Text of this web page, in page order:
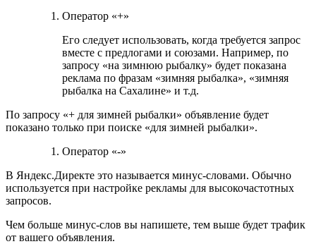
Оператор «+»
Его следует использовать, когда требуется запрос
вместе с предлогами и союзами. Например, по
запросу «на зимнюю рыбалку» будет показана
реклама по фразам «зимняя рыбалка», «зимняя
рыбалка на Сахалине» и т.д.
По запросу «+ для зимней рыбалки» объявление будет
показано только при поиске «для зимней рыбалки».
Оператор «-»
В Яндекс.Директе это называется минус-словами. Обычно
используется при настройке рекламы для высокочастотных
запросов.
Чем больше минус-слов вы напишете, тем выше будет трафик
от вашего объявления.